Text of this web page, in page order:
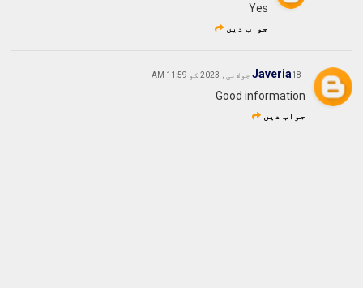
Yes
جواب دیں
Javeria18 جولائی، 2023 کو 11:59 AM
Good information
جواب دیں